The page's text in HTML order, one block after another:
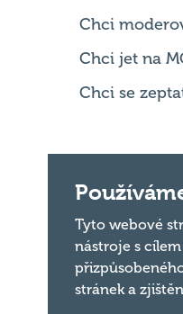
Chci
Chci jet na
Chci se
Tyto webové
nástroje s
stránek a